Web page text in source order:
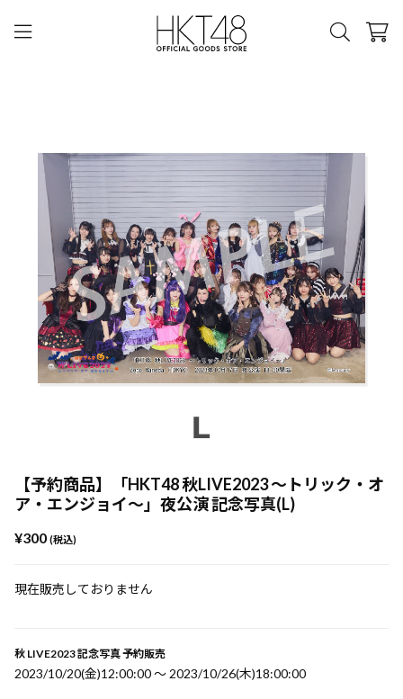
【予約商品】「HKT48 秋LIVE2023 ～トリック・オ
ア・エンジョイ～」夜公演 記念写真(L)
¥300 (税込)
現在販売しておりません
秋 LIVE2023 記念写真 予約販売
2023/10/20(金)12:00:00 〜 2023/10/26(木)18:00:00